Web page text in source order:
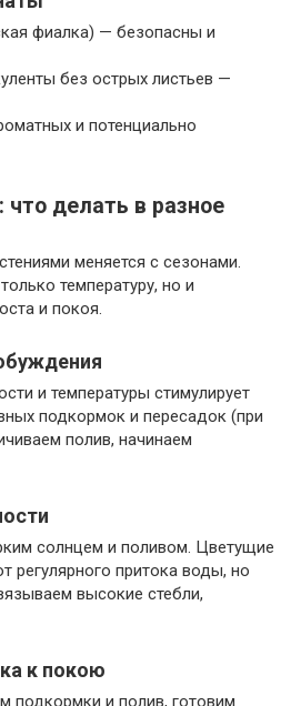
фиалка) — безопасны и
без острых листьев —
и потенциально
что делать в разное
меняется с сезонами.
температуру, но и
и покоя.
и температуры стимулирует
подкормок и пересадок (при
полив, начинаем
солнцем и поливом. Цветущие
регулярного притока воды, но
высокие стебли,
к покою
подкормки и полив, готовим